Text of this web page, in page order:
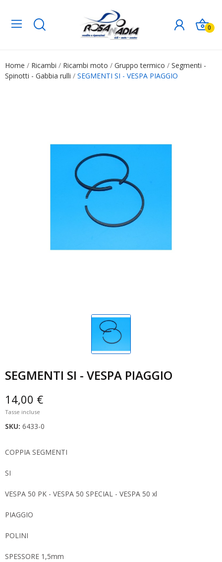
0
Home Ricambi Ricambi moto Gruppo termico
Segmenti -
Spinotti - Gabbia rulli
SEGMENTI SI - VESPA PIAGGIO
SEGMENTI SI - VESPA PIAGGIO
14,00 €
Tasse incluse
SKU: 6433-0
COPPIA SEGMENTI
SI
VESPA 50 PK - VESPA 50 SPECIAL - VESPA 50 xl
PIAGGIO
POLINI
SPESSORE 1,5mm